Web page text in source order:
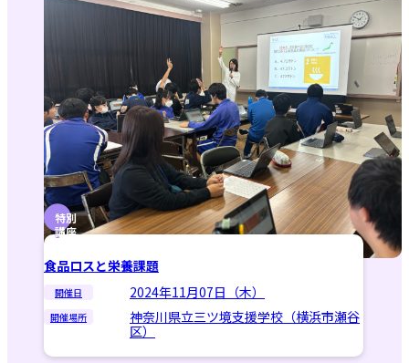
特別
講座
食品ロスと栄養課題
開催日 2024年11月07日（木）
開催場所
神奈川県立三ツ境支援学校（横浜市瀬谷
区）